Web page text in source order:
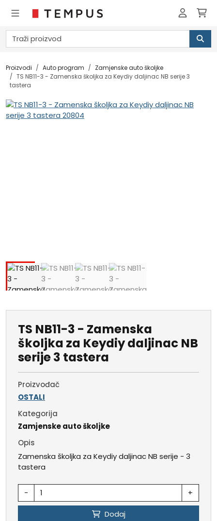
Proizvodi Auto program
Zamjenske auto školjke
TS NB11-3 - Zamenska školjka za Keydiy daljinac NB serije 3
tastera
TS NB11-3 - Zamenska
školjka za Keydiy daljinac NB
serije 3 tastera
Proizvođač
OSTALI
Kategorija
Zamjenske auto školjke
Opis
Zamenska školjka za Keydiy daljinac NB serije - 3
tastera
- +
Dodaj